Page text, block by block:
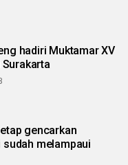
hadiri Muktamar XV
gencarkan
sudah melampaui